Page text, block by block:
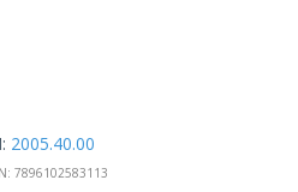
2005.40.00
7896102583113